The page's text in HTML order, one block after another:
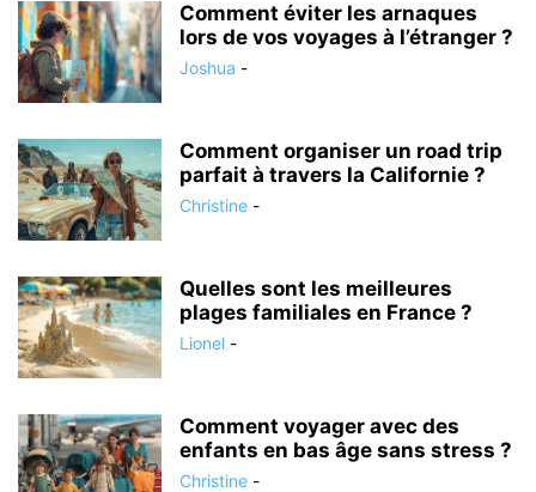
Comment éviter les arnaques
lors de vos voyages à l’étranger ?
Joshua -
Comment organiser un road trip
parfait à travers la Californie ?
Christine -
Quelles sont les meilleures
plages familiales en France ?
Lionel -
Comment voyager avec des
enfants en bas âge sans stress ?
Christine -